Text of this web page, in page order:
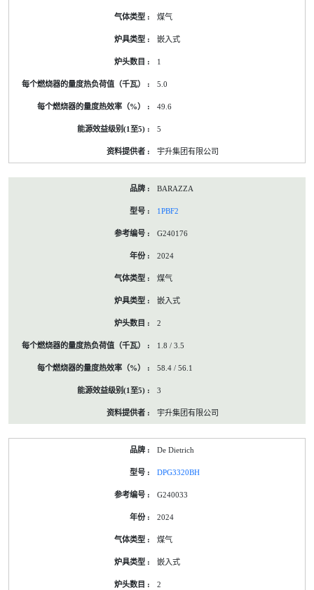
煤气
嵌入式
1
5.0
49.6
5
宇升集团有限公司
BARAZZA
1PBF2
G240176
2024
煤气
嵌入式
2
1.8 / 3.5
58.4 / 56.1
3
宇升集团有限公司
De Dietrich
DPG3320BH
G240033
2024
煤气
嵌入式
2